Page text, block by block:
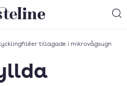
startsida
tillagade i mikrovågsugn